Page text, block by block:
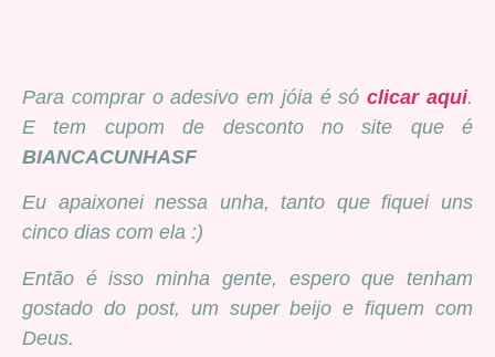
Para comprar o adesivo em jóia é sóclicar aqui.
E tem cupom de desconto no site que é
BIANCACUNHASF
Eu apaixonei nessa unha, tanto que fiquei uns
cinco dias com ela :)
Então é isso minha gente, espero que tenham
gostado do post, um super beijo e fiquem com
Deus.